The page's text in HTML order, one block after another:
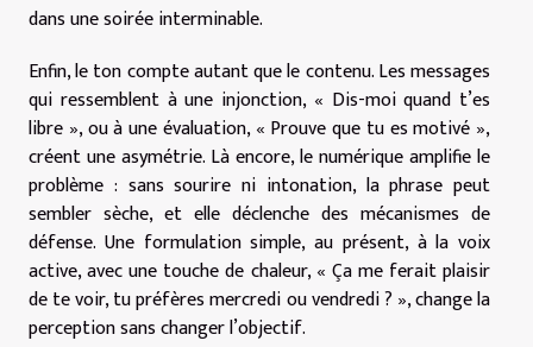
dans une soirée interminable.
Enfin, le ton compte autant que le contenu. Les messages
qui ressemblent à une injonction, « Dis-moi quand t’es
libre », ou à une évaluation, « Prouve que tu es motivé »,
créent une asymétrie. Là encore, le numérique amplifie le
problème : sans sourire ni intonation, la phrase peut
sembler sèche, et elle déclenche des mécanismes de
défense. Une formulation simple, au présent, à la voix
active, avec une touche de chaleur, « Ça me ferait plaisir
de te voir, tu préfères mercredi ou vendredi ? », change la
perception sans changer l’objectif.